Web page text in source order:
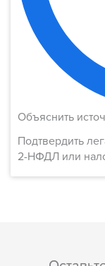
Объяснить
Подтвердить
2-НФДЛ или